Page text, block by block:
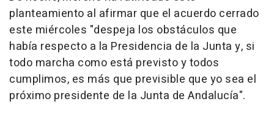
planteamiento al afirmar que el acuerdo cerrado
este miércoles "despeja los obstáculos que
había respecto a la Presidencia de la Junta y, si
todo marcha como está previsto y todos
cumplimos, es más que previsible que yo sea el
próximo presidente de la Junta de Andalucía".